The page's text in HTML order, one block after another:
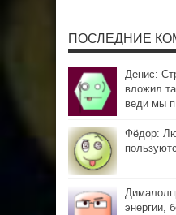
ПОСЛЕДНИЕ
Денис:
вложил
веди мы
Фёдор:
энергии,